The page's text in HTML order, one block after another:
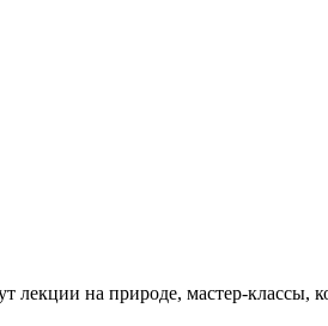
на природе, мастер-классы,